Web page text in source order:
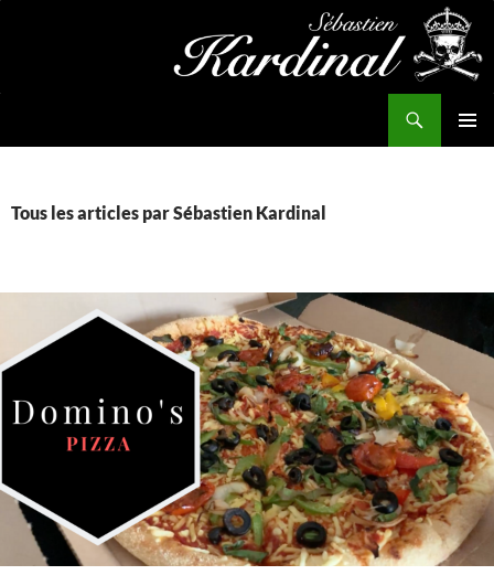
Tous les articles par Sébastien Kardinal